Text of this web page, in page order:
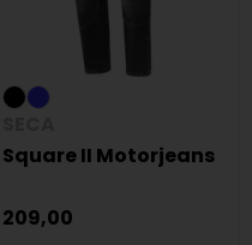
Square II Motorjeans
209,00